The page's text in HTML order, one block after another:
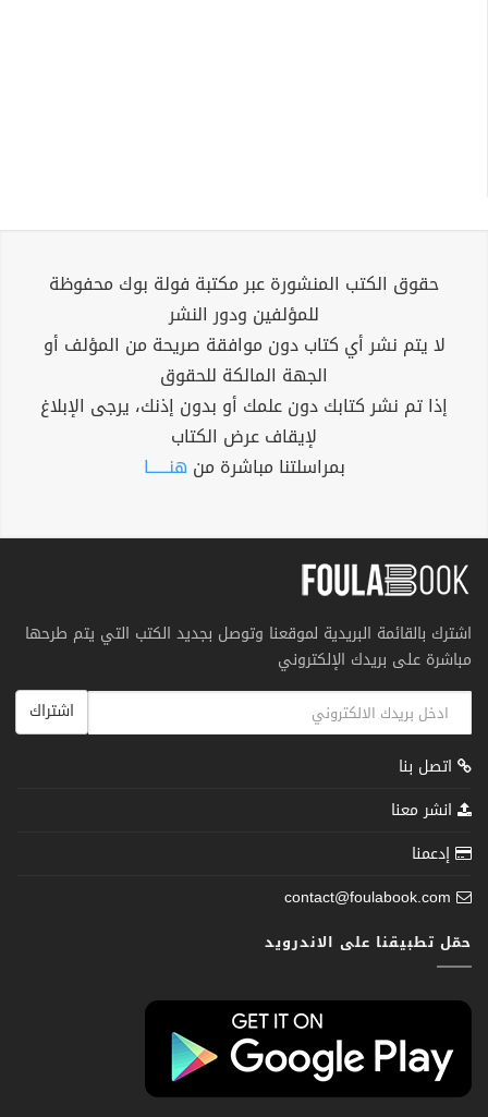
حقوق الكتب المنشورة عبر مكتبة فولة بوك محفوظة
للمؤلفين ودور النشر
لا يتم نشر أي كتاب دون موافقة صريحة من المؤلف أو
الجهة المالكة للحقوق
إذا تم نشر كتابك دون علمك أو بدون إذنك، يرجى الإبلاغ
لإيقاف عرض الكتاب
بمراسلتنا مباشرة من هنــــــا
اشترك بالقائمة البريدية لموقعنا وتوصل بجديد الكتب التي يتم طرحها
مباشرة على بريدك الإلكتروني
اشتراك
اتصل بنا
انشر معنا
إدعمنا
contact@foulabook.com
حمّل تطبيقنا على الاندرويد